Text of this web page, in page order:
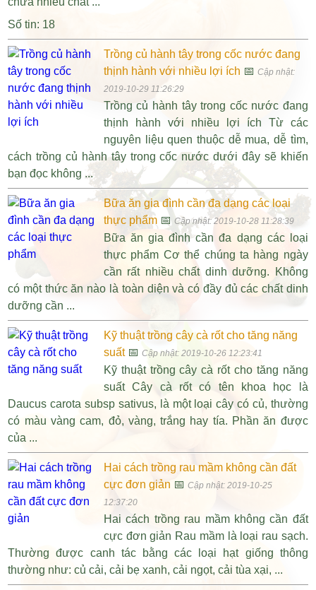
Số tin: 18
Trồng củ hành tây trong cốc nước đang
thịnh hành với nhiều lợi ích 📅 Cập nhật:
2019-10-29 11:26:29
Trồng củ hành tây trong cốc nước đang
thịnh hành với nhiều lợi ích Từ các
nguyên liệu quen thuộc dễ mua, dễ tìm,
cách trồng củ hành tây trong cốc nước dưới đây sẽ khiến
bạn đọc không ...
Bữa ăn gia đình cần đa dạng các loại
thực phẩm📅 Cập nhật: 2019-10-28 11:28:39
Bữa ăn gia đình cần đa dạng các loại
thực phẩm Cơ thể chúng ta hàng ngày
cần rất nhiều chất dinh dưỡng. Không
có một thức ăn nào là toàn diện và có đầy đủ các chất dinh
dưỡng cần ...
Kỹ thuật trồng cây cà rốt cho tăng năng
suất📅 Cập nhật: 2019-10-26 12:23:41
Kỹ thuật trồng cây cà rốt cho tăng năng
suất Cây cà rốt có tên khoa học là
Daucus carota subsp sativus, là một loại cây có củ, thường
có màu vàng cam, đỏ, vàng, trắng hay tía. Phần ăn được
của ...
Hai cách trồng rau mầm không cần đất
cực đơn giản 📅 Cập nhật: 2019-10-25
12:37:20
Hai cách trồng rau mầm không cần đất
cực đơn giản Rau mầm là loại rau sạch.
Thường được canh tác bằng các loại hạt giống thông
thường như: củ cải, cải bẹ xanh, cải ngọt, cải tùa xại, ...